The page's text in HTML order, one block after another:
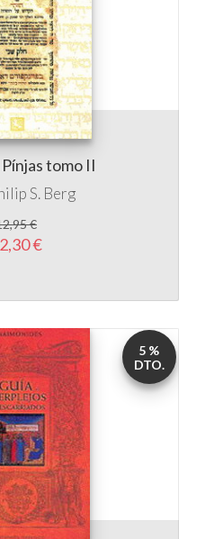
tomo II
S. Berg
€
€
5 %
DTO.